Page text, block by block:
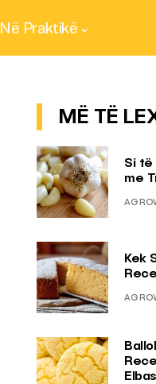
Në Praktikë
MË TË
Si të
me
Kek